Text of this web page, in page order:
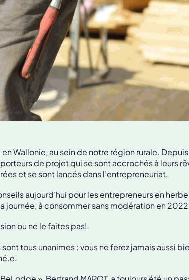
Wallonie, au sein de notre région rurale.
de projet qui se sont accrochés à leurs
et se sont lancés dans l’entrepreneuriat.
aujourd’hui pour les entrepreneurs en
journée, à consommer sans modération en
ou ne le faites pas!
tous unanimes : vous ne ferez jamais aussi